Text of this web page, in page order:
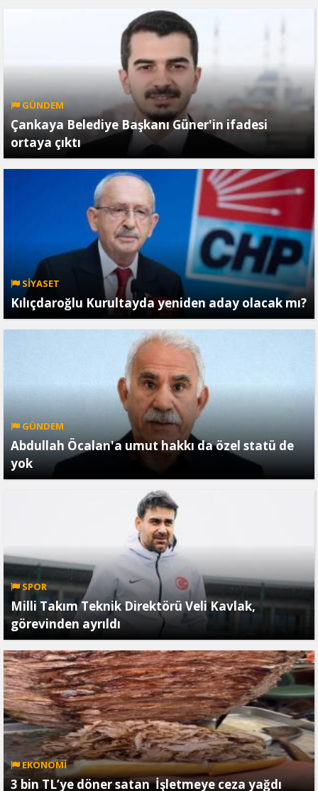
GÜNDEM
Çankaya Belediye Başkanı Güner'in ifadesi
ortaya çıktı
SİYASET
Kılıçdaroğlu Kurultayda yeniden aday olacak mı?
GÜNDEM
Abdullah Öcalan'a umut hakkı da özel statü de
yok
SPOR
Milli Takım Teknik Direktörü Veli Kavlak,
görevinden ayrıldı
EKONOMİ
3 bin TL’ye döner satan İşletmeye ceza yağdı